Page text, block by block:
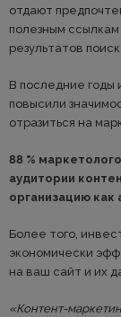
отдают
полезным
результатов
В последние годы
повысили
отразиться на
88 %
аудитории
организацию как
Более того,
экономически
на ваш сайт и их
«Контент-